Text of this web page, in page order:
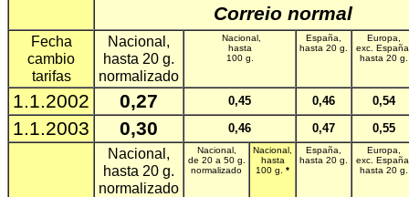
Correio normal
Fecha
cambio
tarifas
Nacional,
hasta 20 g.
normalizado
Nacional,
hasta
100 g.
España,
hasta 20 g.
Europa,
exc.
hasta 20 g.
1.1.2002 0,27 0,45 0,46 0,54
1.1.2003 0,30 0,46 0,47 0,55
Nacional,
hasta 20 g.
normalizado
Nacional,
de 20 a 50 g.
normalizado
Nacional,
hasta
100 g. *
España,
hasta 20 g.
Europa,
exc.
hasta 20 g.